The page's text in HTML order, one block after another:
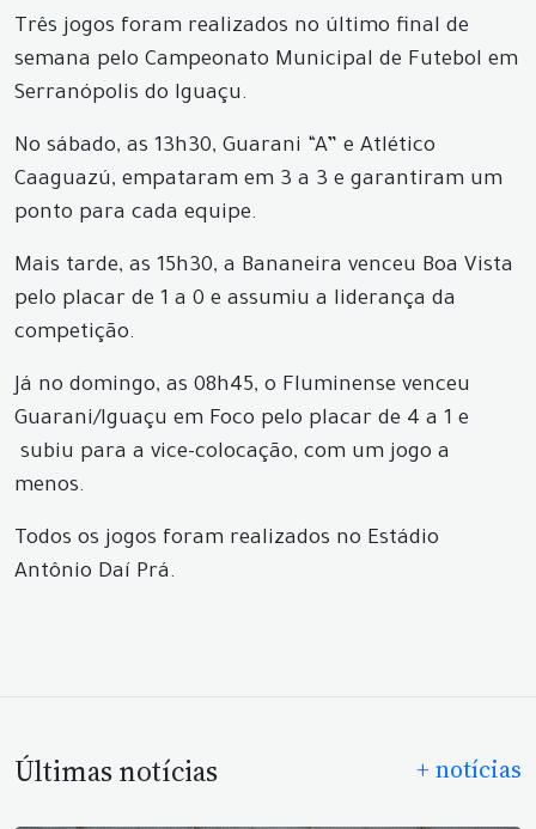
Três jogos foram realizados no último final de
semana pelo Campeonato Municipal de Futebol em
Serranópolis do Iguaçu.
No sábado, as 13h30, Guarani “A” e Atlético
Caaguazú, empataram em 3 a 3 e garantiram um
ponto para cada equipe.
Mais tarde, as 15h30, a Bananeira venceu Boa Vista
pelo placar de 1 a 0 e assumiu a liderança da
competição.
Já no domingo, as 08h45, o Fluminense venceu
Guarani/Iguaçu em Foco pelo placar de 4 a 1 e
subiu para a vice-colocação, com um jogo a
menos.
Todos os jogos foram realizados no Estádio
Antônio Daí Prá.
Últimas notícias + notícias